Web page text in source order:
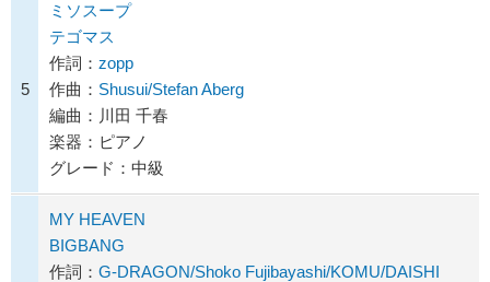
5
ミソスープ
テゴマス
作詞： zopp
作曲： Shusui/Stefan Aberg
編曲：川田 千春
楽器：ピアノ
グレード：中級
MY HEAVEN
BIGBANG
作詞： G-DRAGON/Shoko Fujibayashi/KOMU/DAISHI